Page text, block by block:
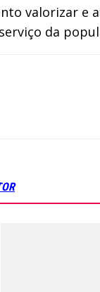
valorizar
da